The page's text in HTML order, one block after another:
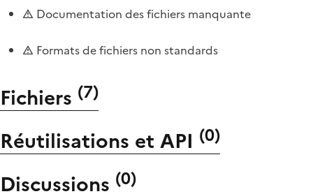
Documentation des fichiers manquante
Formats de fichiers non standards
Fichiers (7)
Réutilisations et API (0)
Discussions (0)